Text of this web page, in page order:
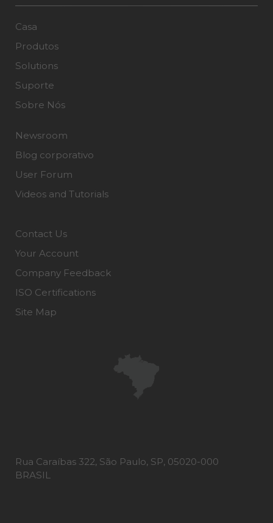
Casa
Produtos
Solutions
Suporte
Sobre Nós
Newsroom
Blog corporativo
User Forum
Videos and Tutorials
Contact Us
Your Account
Company Feedback
ISO Certifications
Site Map
Rua Caraíbas 322, São Paulo, SP, 05020-000
BRASIL